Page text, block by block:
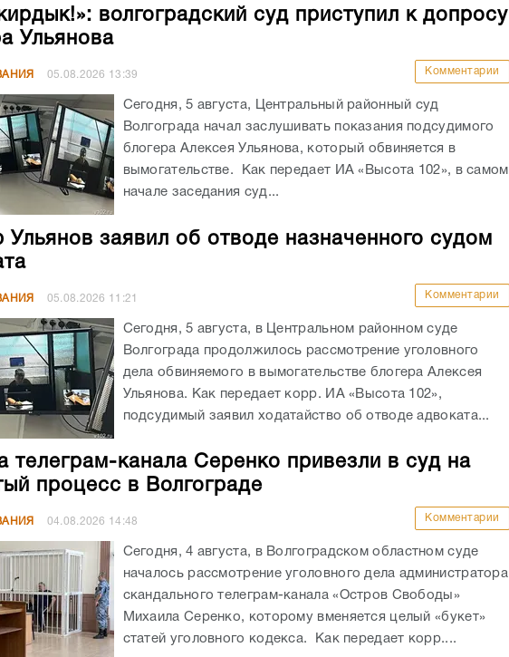
волгоградский суд приступил к допросу
Ульянова
05.08.2026 13:39 Комментарии
Сегодня, 5 августа, Центральный районный суд
Волгограда начал заслушивать показания подсудимого
блогера Алексея Ульянова, который обвиняется в
вымогательстве. Как передает ИА «Высота 102», в самом
начале заседания суд...
Ульянов заявил об отводе назначенного судом
05.08.2026 11:21 Комментарии
Сегодня, 5 августа, в Центральном районном суде
Волгограда продолжилось рассмотрение уголовного
дела обвиняемого в вымогательстве блогера Алексея
Ульянова. Как передает корр. ИА «Высота 102»,
подсудимый заявил ходатайство об отводе адвоката...
телеграм-канала Серенко привезли в суд на
процесс в Волгограде
04.08.2026 14:48 Комментарии
Сегодня, 4 августа, в Волгоградском областном суде
началось рассмотрение уголовного дела администратора
скандального телеграм-канала «Остров Свободы»
Михаила Серенко, которому вменяется целый «букет»
статей уголовного кодекса. Как передает корр....